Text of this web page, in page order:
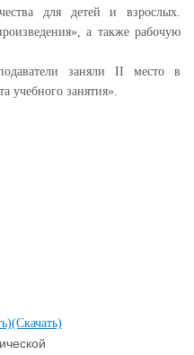
для детей и взрослых.
а также рабочую
заняли II место в
учебного занятия».
(Скачать)